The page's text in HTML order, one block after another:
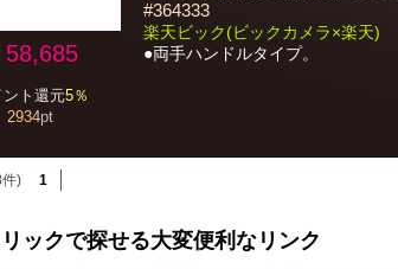
58,685
ト還元5％
2934pt
#364333
楽天ビック(ビックカメラ×楽天)
●両手ハンドルタイプ。
) 1
ックで探せる大変便利なリンク